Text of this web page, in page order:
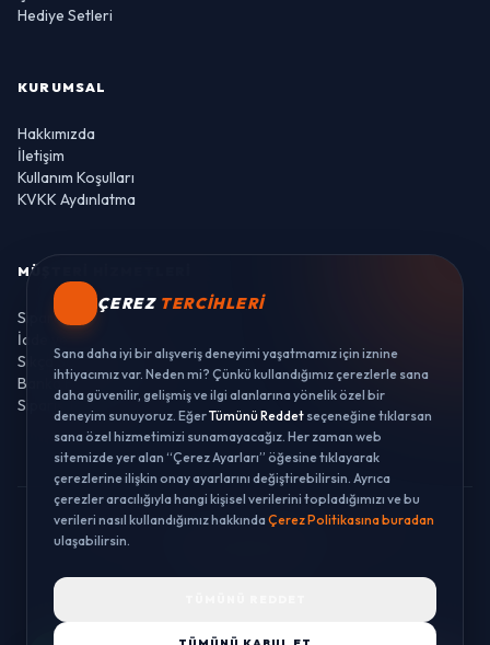
Hediye Setleri
KURUMSAL
Hakkımızda
İletişim
Kullanım Koşulları
KVKK Aydınlatma
MÜŞTERI HIZMETLERI
Sipariş Takibi
İade ve Değişim
Sıkça Sorulan Sorular
Banka Hesaplarımız
Sipariş Takibi
© 2026 LUSTWAY. TÜM HAKLARI SAKLIDIR.
ÇEREZ TERCIHLERI
Sana daha iyi bir alışveriş deneyimi yaşatmamız için iznine
ihtiyacımız var. Neden mi? Çünkü kullandığımız çerezlerle sana
daha güvenilir, gelişmiş ve ilgi alanlarına yönelik özel bir
deneyim sunuyoruz. EğerTümünü Reddet seçeneğine tıklarsan
sana özel hizmetimizi sunamayacağız. Her zaman web
sitemizde yer alan “Çerez Ayarları” öğesine tıklayarak
çerezlerine ilişkin onay ayarlarını değiştirebilirsin. Ayrıca
çerezler aracılığıyla hangi kişisel verilerini topladığımızı ve bu
verileri nasıl kullandığımız hakkındaÇerez Politikasına buradan
ulaşabilirsin.